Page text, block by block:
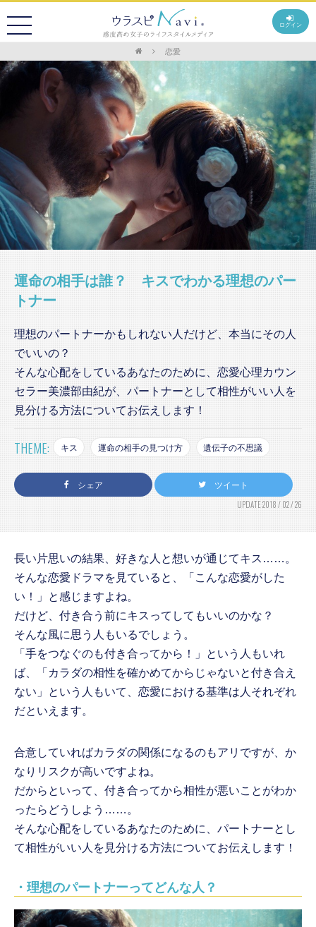
ログイン
恋愛
運命の相手は誰？ キスでわかる理想のパー
トナー
理想のパートナーかもしれない人だけど、本当にその人
でいいの？
そんな心配をしているあなたのために、恋愛心理カウン
セラー美濃部由紀が、パートナーとして相性がいい人を
見分ける方法についてお伝えします！
THEME: キス 運命の相手の見つけ方 遺伝子の不思議
シェア ツイート
UPDATE:2018 / 02 / 26
長い片思いの結果、好きな人と想いが通じてキス……。
そんな恋愛ドラマを見ていると、「こんな恋愛がした
い！」と感じますよね。
だけど、付き合う前にキスってしてもいいのかな？
そんな風に思う人もいるでしょう。
「手をつなぐのも付き合ってから！」という人もいれ
ば、「カラダの相性を確かめてからじゃないと付き合え
ない」という人もいて、恋愛における基準は人それぞれ
だといえます。
合意していればカラダの関係になるのもアリですが、か
なりリスクが高いですよね。
だからといって、付き合ってから相性が悪いことがわか
ったらどうしよう……。
そんな心配をしているあなたのために、パートナーとし
て相性がいい人を見分ける方法についてお伝えします！
・理想のパートナーってどんな人？